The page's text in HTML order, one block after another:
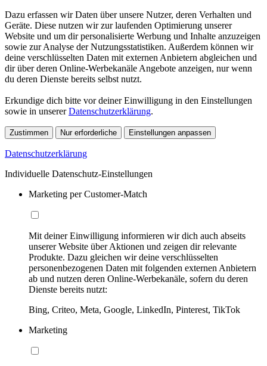
Dazu erfassen wir Daten über unsere Nutzer, deren Verhalten und
Geräte. Diese nutzen wir zur laufenden Optimierung unserer
Website und um dir personalisierte Werbung und Inhalte anzuzeigen
sowie zur Analyse der Nutzungsstatistiken. Außerdem können wir
deine verschlüsselten Daten mit externen Anbietern abgleichen und
dir über deren Online-Werbekanäle Angebote anzeigen, nur wenn
du deren Dienste bereits selbst nutzt.
Erkundige dich bitte vor deiner Einwilligung in den Einstellungen
sowie in unsererDatenschutzerklärung.
Zustimmen Nur erforderliche Einstellungen anpassen
Datenschutzerklärung
Individuelle Datenschutz-Einstellungen
Marketing per Customer-Match
Mit deiner Einwilligung informieren wir dich auch abseits
unserer Website über Aktionen und zeigen dir relevante
Produkte. Dazu gleichen wir deine verschlüsselten
personenbezogenen Daten mit folgenden externen Anbietern
ab und nutzen deren Online-Werbekanäle, sofern du deren
Dienste bereits nutzt:
Bing, Criteo, Meta, Google, LinkedIn, Pinterest, TikTok
Marketing